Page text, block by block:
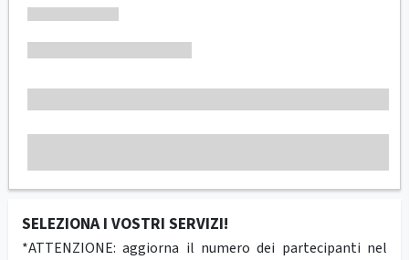
SELEZIONA I VOSTRI SERVIZI!
*ATTENZIONE: aggiorna il numero dei partecipanti nel